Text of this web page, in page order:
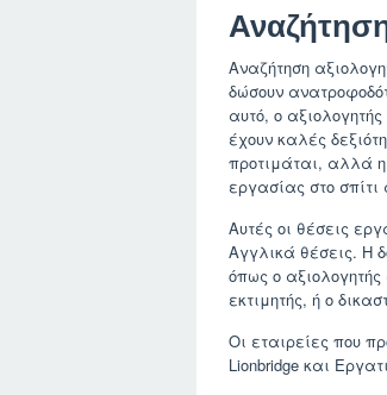
Αναζήτηση
δώσουν
αυτό, ο
έχουν καλές
προτιμάται, αλλά η
εργασίας στο
Αυτές οι θέσεις
Αγγλικά θέσεις. Η
όπως ο αξιολογητής
εκτιμητής, ή ο
Οι εταιρείες που
Lionbridge και